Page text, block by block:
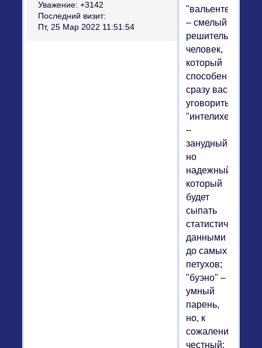
Уважение: +3142
Последний визит:
Пт, 25 Мар 2022 11:51:54
"вальенте"
– смелый
решительный
человек,
который
способен
сразу вас
уговорить;
"интелихенте"
–
занудный,
но
надежный,
который
будет
сыпать
статистическими
данными
до самых
петухов;
"буэно" –
умный
парень,
но, к
сожалению,
честный;